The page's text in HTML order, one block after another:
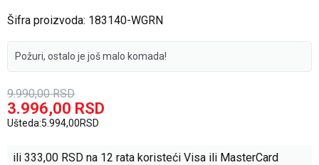
Šifra proizvoda: 183140-WGRN
Požuri, ostalo je još malo komada!
9.990,00 RSD
3.996,00 RSD
Ušteda:5.994,00RSD
ili 333,00 RSD na 12 rata koristeći Visa ili MasterCard